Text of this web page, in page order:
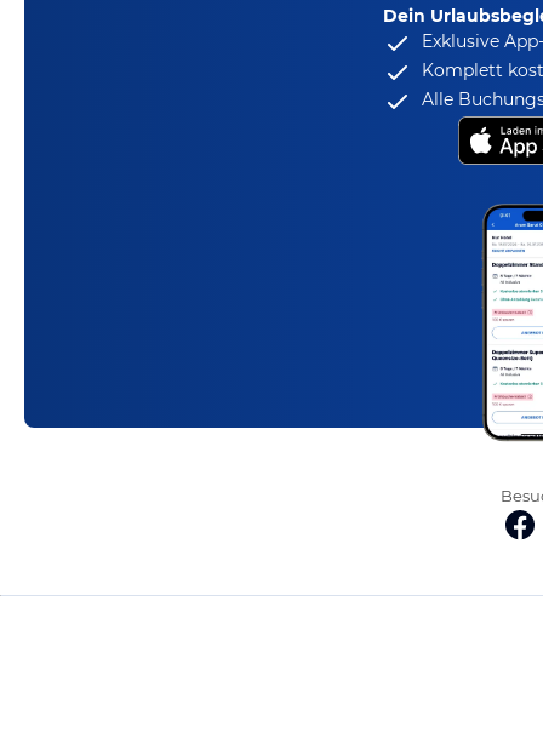
Dein
Exklusive
Komplett
Alle